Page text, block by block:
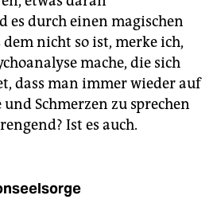
es durch einen magischen
nicht so ist, merke ich,
mache, die sich
dass man immer wieder auf
Schmerzen zu sprechen
Ist es auch.